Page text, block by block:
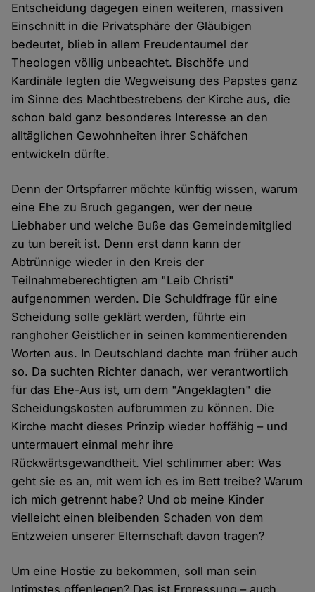
Entscheidung dagegen einen weiteren, massiven
Einschnitt in die Privatsphäre der Gläubigen
bedeutet, blieb in allem Freudentaumel der
Theologen völlig unbeachtet. Bischöfe und
Kardinäle legten die Wegweisung des Papstes ganz
im Sinne des Machtbestrebens der Kirche aus, die
schon bald ganz besonderes Interesse an den
alltäglichen Gewohnheiten ihrer Schäfchen
entwickeln dürfte.
Denn der Ortspfarrer möchte künftig wissen, warum
eine Ehe zu Bruch gegangen, wer der neue
Liebhaber und welche Buße das Gemeindemitglied
zu tun bereit ist. Denn erst dann kann der
Abtrünnige wieder in den Kreis der
Teilnahmeberechtigten am "Leib Christi"
aufgenommen werden. Die Schuldfrage für eine
Scheidung solle geklärt werden, führte ein
ranghoher Geistlicher in seinen kommentierenden
Worten aus. In Deutschland dachte man früher auch
so. Da suchten Richter danach, wer verantwortlich
für das Ehe-Aus ist, um dem "Angeklagten" die
Scheidungskosten aufbrummen zu können. Die
Kirche macht dieses Prinzip wieder hoffähig – und
untermauert einmal mehr ihre
Rückwärtsgewandtheit. Viel schlimmer aber: Was
geht sie es an, mit wem ich es im Bett treibe? Warum
ich mich getrennt habe? Und ob meine Kinder
vielleicht einen bleibenden Schaden von dem
Entzweien unserer Elternschaft davon tragen?
Um eine Hostie zu bekommen, soll man sein